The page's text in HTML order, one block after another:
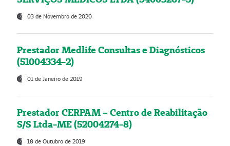
03 de Novembro de 2020
Prestador Medlife Consultas e Diagnósticos
(51004334-2)
01 de Janeiro de 2019
Prestador CERPAM – Centro de Reabilitação
S/S Ltda-ME (52004274-8)
18 de Outubro de 2019